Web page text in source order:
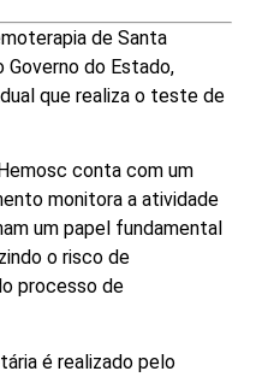
de Santa
Governo do Estado,
que realiza o teste de
conta com um
monitora a atividade
um papel fundamental
o risco de
processo de
é realizado pelo